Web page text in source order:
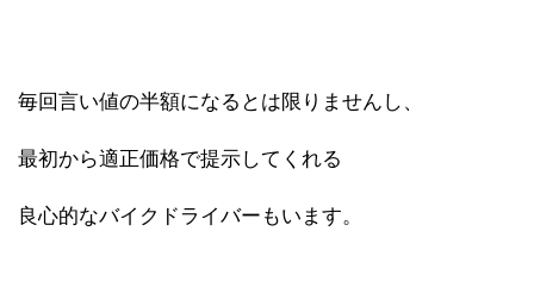
毎回言い値の半額になるとは限りませんし、
最初から適正価格で提示してくれる
良心的なバイクドライバーもいます。